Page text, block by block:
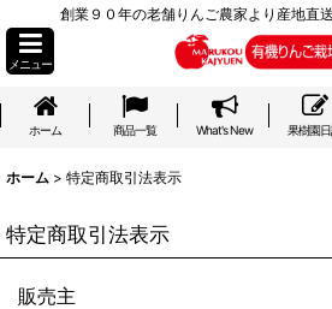
創業９０年の老舗りんご農家より産地直
メニュー
ホーム 商品一覧 What's New 果樹園
ホーム > 特定商取引法表示
特定商取引法表示
販売主